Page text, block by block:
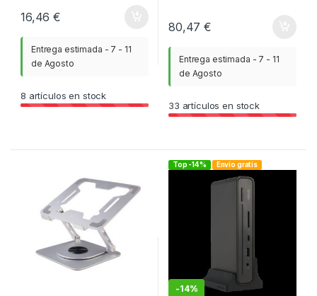
16,46€
Entrega estimada - 7 - 11
de Agosto
8 artículos en stock
80,47€
Entrega estimada - 7 - 11
de Agosto
33 artículos en stock
Top -14% Envío gratis
-14%